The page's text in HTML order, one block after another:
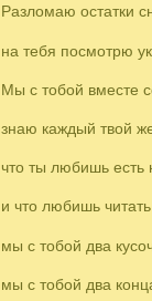
Разломаю остатки
на тебя посмотрю
Мы с тобой вместе
знаю каждый твой
что ты любишь есть
и что любишь
мы с тобой два
мы с тобой два